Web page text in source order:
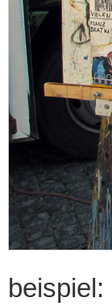
beispiel: